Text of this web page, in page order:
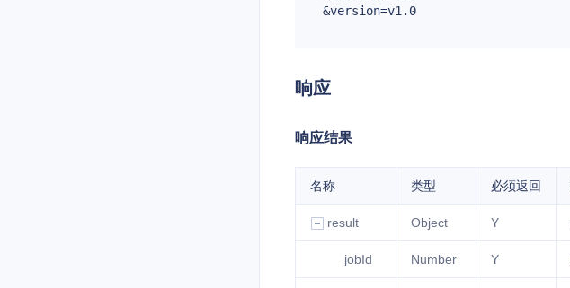
&version=v1.0
响应
响应结果
名称 类型 必须返回
result Object Y
jobId Number Y